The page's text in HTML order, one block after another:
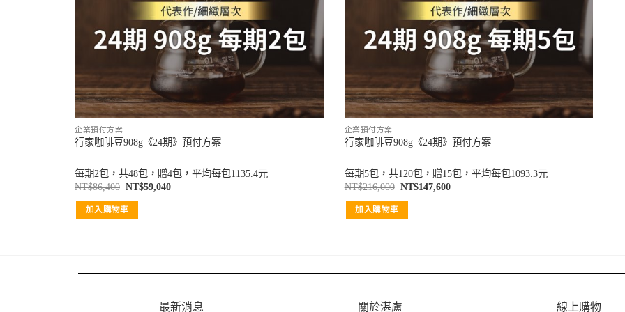
企業預付方案
行家咖啡豆908g《24期》預付方案
每期2包，共48包，贈4包，平均每包1135.4元
NT$86,400 NT$59,040
加入購物車
企業預付方案
行家咖啡豆908g《24期》預付方案
每期5包，共120包，贈15包，平均每包1093.3元
NT$216,000 NT$147,600
加入購物車
最新消息 關於湛盧 線上購物